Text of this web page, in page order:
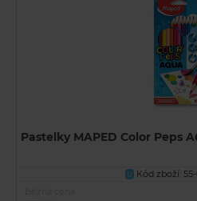
Pastelky MAPED Color Peps
U Kód zboží: 55-